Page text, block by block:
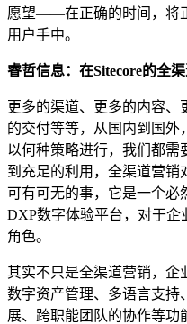
愿望——在正确的时间，将
用户手中。
睿哲信息：在Sitecore的全
更多的渠道、更多的内容
的交付等等，从国内到国外
以何种策略进行，我们都需
到充足的利用，全渠道营销
可有可无的事，它是一个必
DXP数字体验平台，对于企
角色。
其实不只是全渠道营销，企
数字资产管理、多语言支持
展、跨职能团队的协作等功